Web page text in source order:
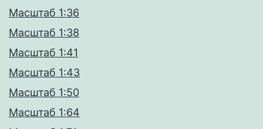
Масштаб 1:36
Масштаб 1:38
Масштаб 1:41
Масштаб 1:43
Масштаб 1:50
Масштаб 1:64